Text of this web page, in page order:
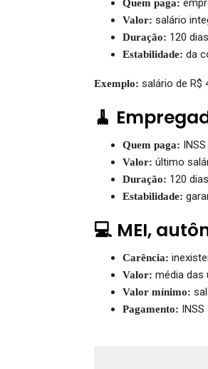
Quem paga:
Valor: salário
Duração: 120 dias
Estabilidade: da
Exemplo: salário de R$
🧹
Quem paga: INSS
Valor: último
Duração: 120 dias
Estabilidade:
💻 MEI,
Carência:
Valor: média das
Valor mínimo:
Pagamento: INSS